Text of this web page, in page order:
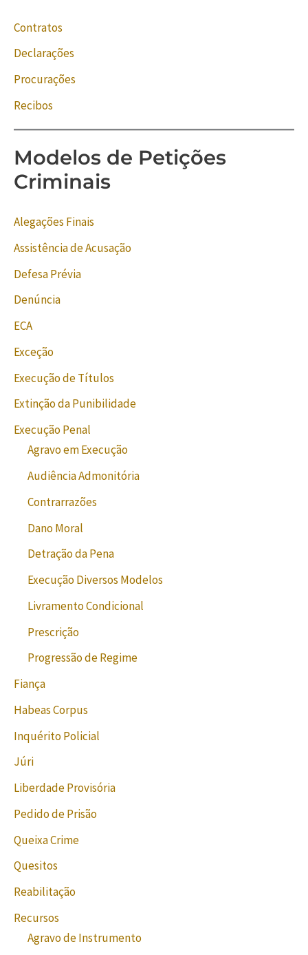
Contratos
Declarações
Procurações
Recibos
Modelos de Petições
Criminais
Alegações Finais
Assistência de Acusação
Defesa Prévia
Denúncia
ECA
Exceção
Execução de Títulos
Extinção da Punibilidade
Execução Penal
Agravo em Execução
Audiência Admonitória
Contrarrazões
Dano Moral
Detração da Pena
Execução Diversos Modelos
Livramento Condicional
Prescrição
Progressão de Regime
Fiança
Habeas Corpus
Inquérito Policial
Júri
Liberdade Provisória
Pedido de Prisão
Queixa Crime
Quesitos
Reabilitação
Recursos
Agravo de Instrumento